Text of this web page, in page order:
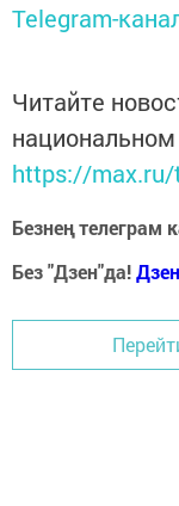
Telegram-
Читайте
https://
Безнең телеграм
Без "Дзен"да!Дзен